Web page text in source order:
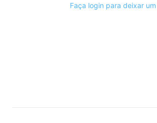
Faça login para deixar